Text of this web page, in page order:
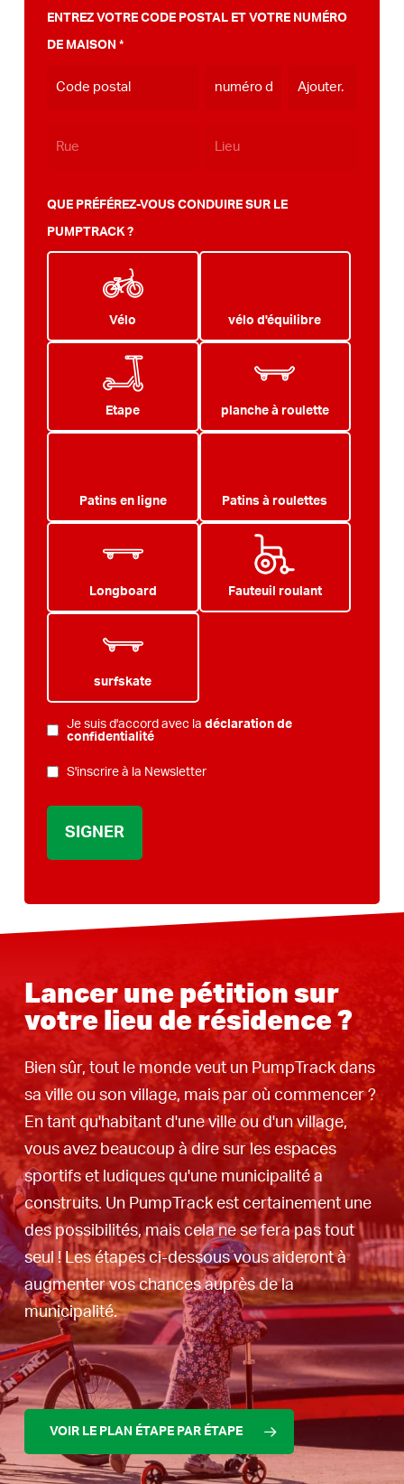
MM
tiret
ENTREZ VOTRE CODE POSTAL ET VOTRE NUMÉRO
DE MAISON *
QUE PRÉFÉREZ-VOUS CONDUIRE SUR LE
PUMPTRACK ?
Vélo vélo d'équilibre
Etape planche à roulette
Patins en ligne Patins à roulettes
Longboard Fauteuil roulant
surfskate
POLITIQUE
Je suis d'accord avec la déclaration de
confidentialité
BULLETIN
S'inscrire à la Newsletter
Lancer une pétition sur
votre lieu de résidence ?
Bien sûr, tout le monde veut un PumpTrack dans
sa ville ou son village, mais par où commencer ?
En tant qu'habitant d'une ville ou d'un village,
vous avez beaucoup à dire sur les espaces
sportifs et ludiques qu'une municipalité a
construits. Un PumpTrack est certainement une
des possibilités, mais cela ne se fera pas tout
seul ! Les étapes ci-dessous vous aideront à
augmenter vos chances auprès de la
municipalité.
VOIR LE PLAN ÉTAPE PAR ÉTAPE